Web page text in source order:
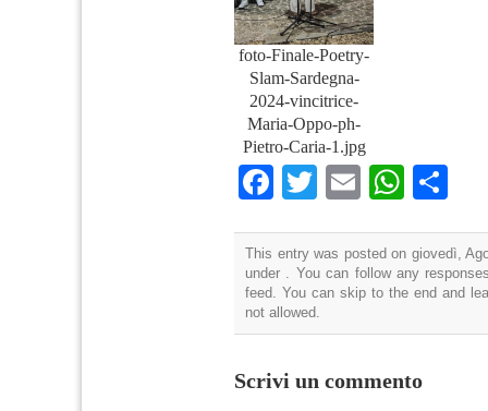
foto-Finale-Poetry-
Slam-Sardegna-
2024-vincitrice-
Maria-Oppo-ph-
Pietro-Caria-1.jpg
Facebook
Twitter
Email
This entry was posted on giovedì,
under . You can follow any
feed. You can skip to the end and
not allowed.
Scrivi un commento